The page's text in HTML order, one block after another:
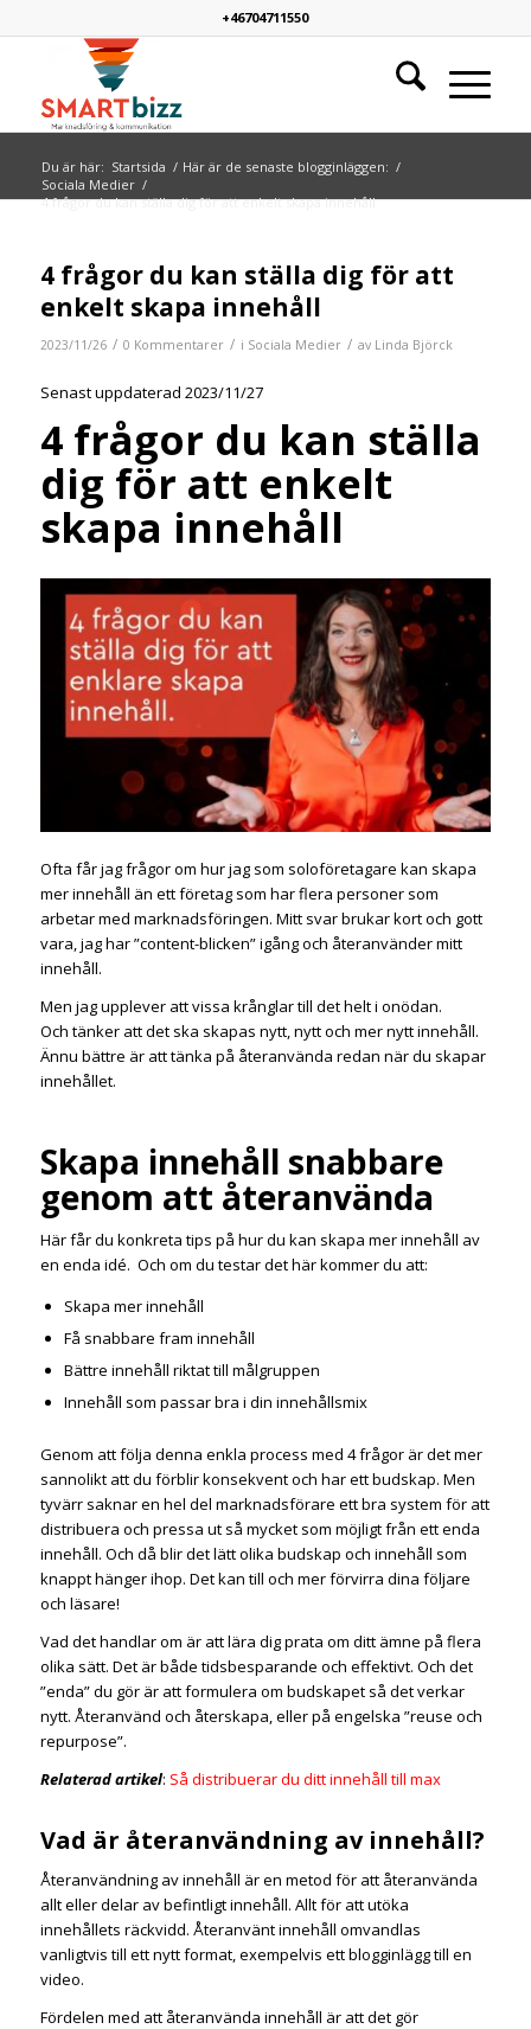
+46704711550
Du är här: Startsida / Här är de senaste blogginläggen: /
Sociala Medier /
4 frågor du kan ställa dig för att enkelt skapa innehåll
4 frågor du kan ställa dig för att
enkelt skapa innehåll
2023/11/26 / 0 Kommentarer / i Sociala Medier / av Linda Björck
Senast uppdaterad 2023/11/27
4 frågor du kan ställa
dig för att enkelt
skapa innehåll
Ofta får jag frågor om hur jag som soloföretagare kan skapa
mer innehåll än ett företag som har flera personer som
arbetar med marknadsföringen. Mitt svar brukar kort och gott
vara, jag har ”content-blicken” igång och återanvänder mitt
innehåll.
Men jag upplever att vissa krånglar till det helt i onödan.
Och tänker att det ska skapas nytt, nytt och mer nytt innehåll.
Ännu bättre är att tänka på återanvända redan när du skapar
innehållet.
Skapa innehåll snabbare
genom att återanvända
Här får du konkreta tips på hur du kan skapa mer innehåll av
en enda idé. Och om du testar det här kommer du att:
Skapa mer innehåll
Få snabbare fram innehåll
Bättre innehåll riktat till målgruppen
Innehåll som passar bra i din innehållsmix
Genom att följa denna enkla process med 4 frågor är det mer
sannolikt att du förblir konsekvent och har ett budskap. Men
tyvärr saknar en hel del marknadsförare ett bra system för att
distribuera och pressa ut så mycket som möjligt från ett enda
innehåll. Och då blir det lätt olika budskap och innehåll som
knappt hänger ihop. Det kan till och mer förvirra dina följare
och läsare!
Vad det handlar om är att lära dig prata om ditt ämne på flera
olika sätt. Det är både tidsbesparande och effektivt. Och det
”enda” du gör är att formulera om budskapet så det verkar
nytt. Återanvänd och återskapa, eller på engelska ”reuse och
repurpose”.
Relaterad artikel: Så distribuerar du ditt innehåll till max
Vad är återanvändning av innehåll?
Återanvändning av innehåll är en metod för att återanvända
allt eller delar av befintligt innehåll. Allt för att utöka
innehållets räckvidd. Återanvänt innehåll omvandlas
vanligtvis till ett nytt format, exempelvis ett blogginlägg till en
video.
Fördelen med att återanvända innehåll är att det gör